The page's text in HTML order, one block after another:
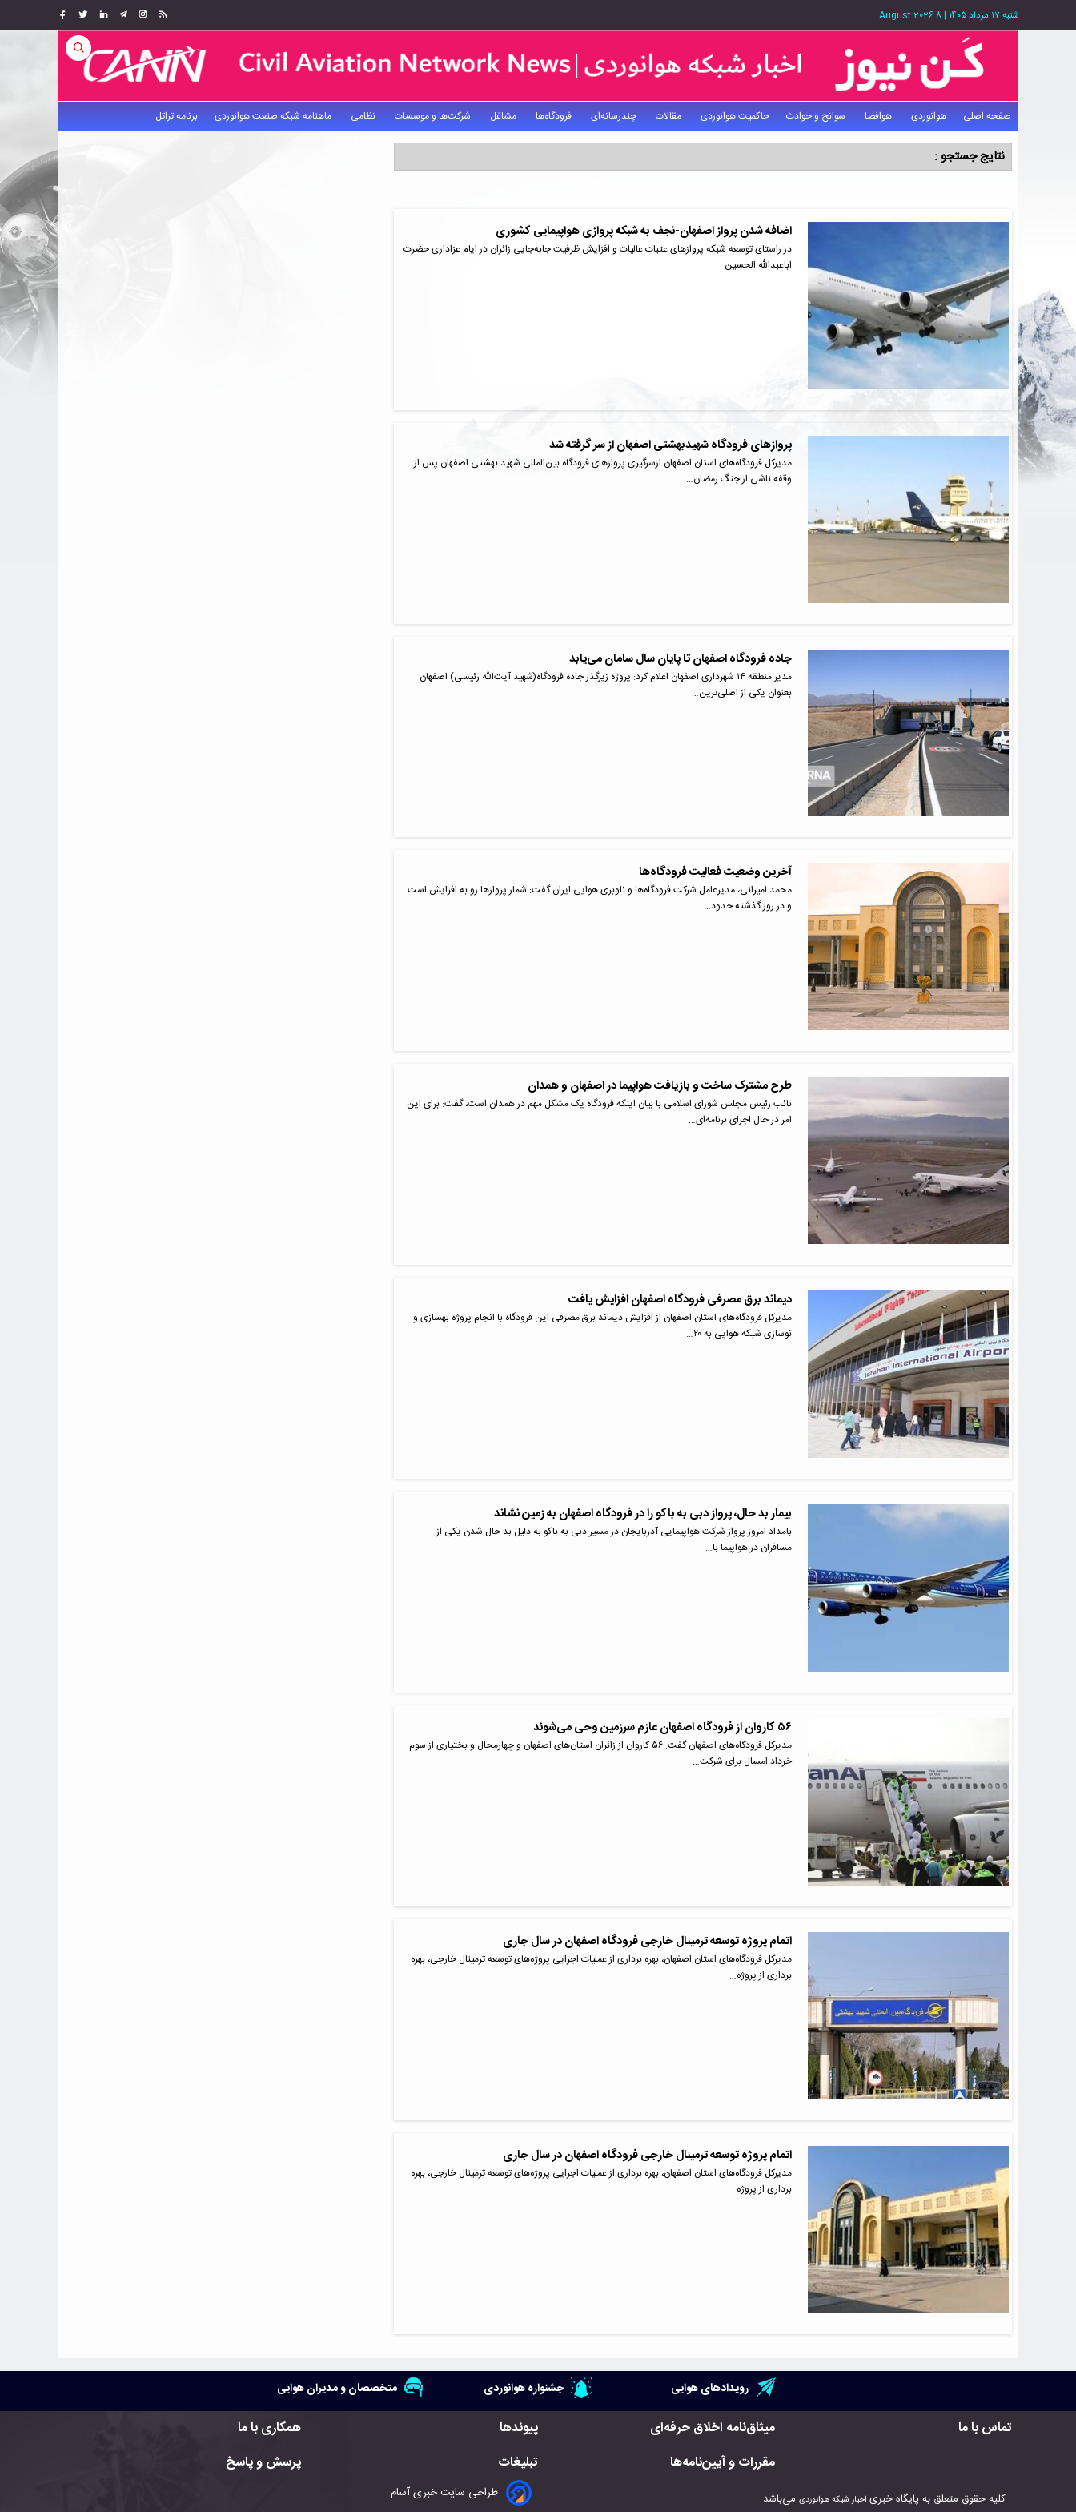
شنبه ۱۷ مرداد ۱۴۰۵ |
8 August 2026
صفحه اصلی هوانوردی هوافضا سوانح و حوادث حاکمیت هوانوردی مقالات چندرسانه‌ای فرودگاه‌ها مشاغل شرکت‌ها و موسسات نظامی ماهنامه شبکه صنعت هوانوردی برنامه تراتل
نتایج جستجو :
اضافه شدن پرواز اصفهان-نجف به شبکه پروازی هواپیمایی کشوری
در راستای توسعه شبکه پرواز‌های عتبات عالیات و افزایش ظرفیت جابه‌جایی زائران در ایام عزاداری حضرت
اباعبدالله الحسین…
پروازهای فرودگاه شهیدبهشتی اصفهان از سر گرفته شد
مدیرکل فرودگاه‌های استان اصفهان ازسرگیری پروازهای فرودگاه بین‌المللی شهید بهشتی اصفهان پس از
وقفه ناشی از جنگ رمضان…
جاده فرودگاه اصفهان تا پایان سال سامان می‌یابد
مدیر منطقه ۱۴ شهرداری اصفهان اعلام کرد: پروژه زیرگذر جاده فرودگاه(شهید آیت‌الله رئیسی) اصفهان
بعنوان یکی از اصلی‌ترین…
آخرین وضعیت فعالیت فرودگاه‌ها
محمد امیرانی، مدیرعامل شرکت فرودگاه‌ها و ناوبری هوایی ایران گفت: شمار پرواز‌ها رو به افزایش است
و در روز گذشته حدود…
طرح مشترک ساخت و بازیافت هواپیما در اصفهان و همدان
نائب رئیس مجلس شورای اسلامی با بیان اینکه فرودگاه یک مشکل مهم در همدان است، گفت: برای این
امر در حال اجرای برنامه‌ای…
دیماند برق مصرفی فرودگاه اصفهان افزایش یافت
مدیرکل فرودگاه‌های استان اصفهان از افزایش دیماند برق مصرفی این فرودگاه با انجام پروژه بهسازی و
نوسازی شبکه هوایی به ۲۰…
بیمار بد حال، پرواز دبی به باکو را در فرودگاه اصفهان به زمین نشاند
بامداد امروز پرواز شرکت هواپیمایی آذربایجان در مسیر دبی به باکو به دلیل بد حال شدن یکی از
مسافران در هواپیما با…
۵۶ کاروان از فرودگاه اصفهان عازم سرزمین وحی می‌شوند
مدیرکل فرودگاه‌های اصفهان گفت: ۵۶ کاروان از زائران استان‌های اصفهان و چهارمحال و بختیاری از سوم
خرداد امسال برای شرکت…
اتمام پروژه توسعه ترمینال خارجی فرودگاه اصفهان در سال جاری
مدیرکل فرودگاه‌های استان اصفهان، بهره برداری از عملیات اجرایی پروژه‌های توسعه ترمینال خارجی، بهره
برداری از پروژه…
اتمام پروژه توسعه ترمینال خارجی فرودگاه اصفهان در سال جاری
مدیرکل فرودگاه‌های استان اصفهان، بهره برداری از عملیات اجرایی پروژه‌های توسعه ترمینال خارجی، بهره
برداری از پروژه…
رویدادهای هوایی جشنواره هوانوردی متخصصان و مدیران هوایی
تماس با ما
میثاق‌نامه اخلاق حرفه‌ای
مقررات و آیین‌نامه‌ها
پیوندها
تبلیغات
همکاری با ما
پرسش و پاسخ
کلیه حقوق متعلق به پایگاه خبری اخبار شبکه هوانوردی می‌باشد. طراحی سایت خبری آسام